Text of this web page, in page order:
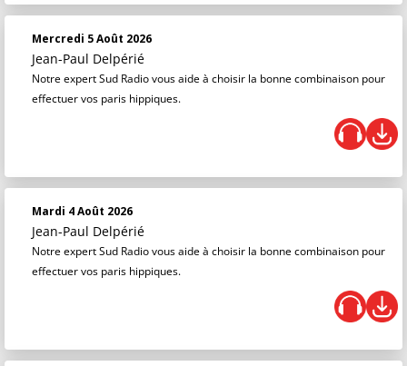
Mercredi 5 Août 2026
Jean-Paul Delpérié
Notre expert Sud Radio vous aide à choisir la bonne combinaison pour
effectuer vos paris hippiques.
Mardi 4 Août 2026
Jean-Paul Delpérié
Notre expert Sud Radio vous aide à choisir la bonne combinaison pour
effectuer vos paris hippiques.